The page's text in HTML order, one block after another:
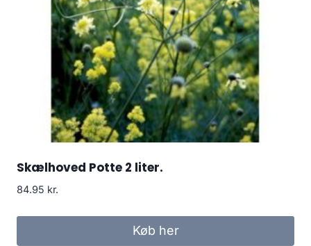
Skælhoved Potte 2 liter.
84.95 kr.
Køb her